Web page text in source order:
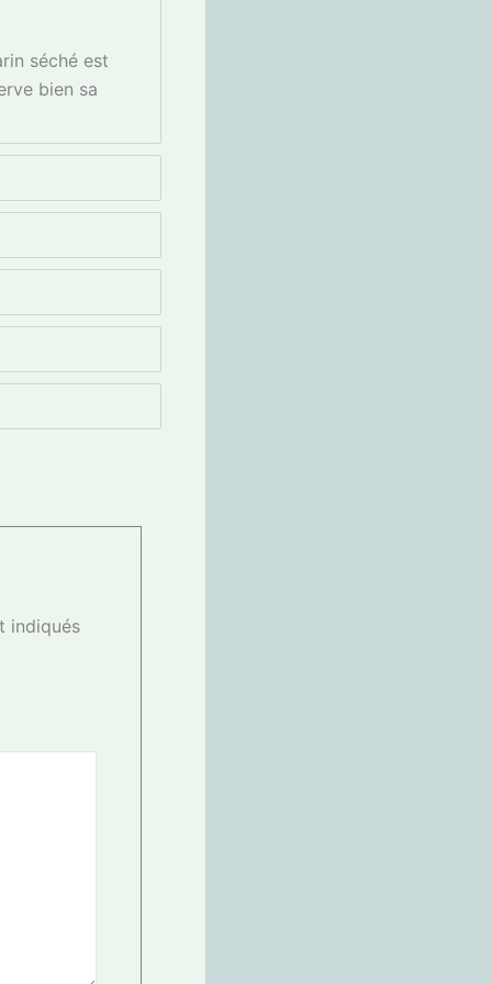
séché est
bien sa
indiqués